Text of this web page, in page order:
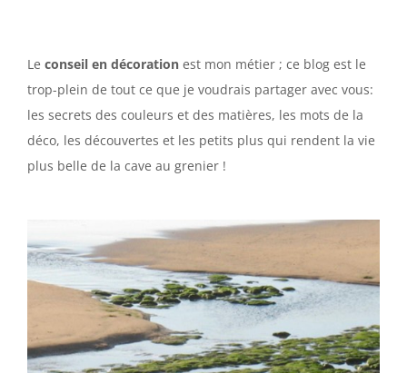
Le conseil en décoration est mon métier ; ce blog est le
trop-plein de tout ce que je voudrais partager avec vous:
les secrets des couleurs et des matières, les mots de la
déco, les découvertes et les petits plus qui rendent la vie
plus belle de la cave au grenier !